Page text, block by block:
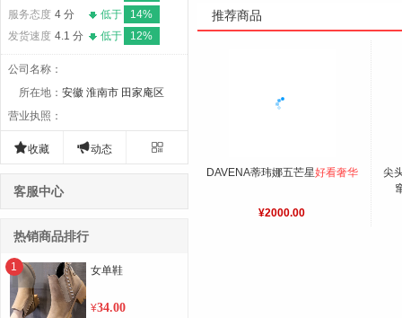
推荐商品
DAVENA蒂玮娜五芒星好看奢华
¥2000.00
尖
服务态度 4 分 低于
14%
发货速度 4.1 分 低于 12%
公司名称 ：
所在地 ： 安徽 淮南市 田家庵区
营业执照 ：
收藏 动态 
客服中心
热销商品排行
1 女单鞋
¥34.00